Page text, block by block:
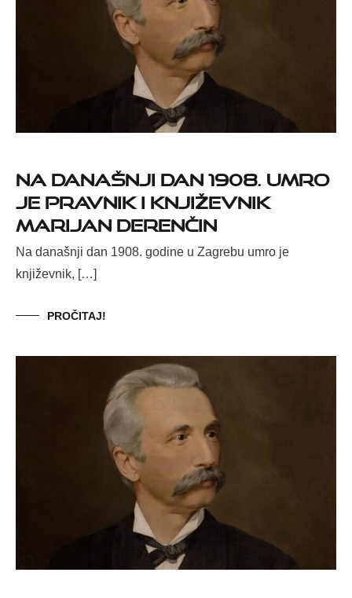
Na današnji dan 1908. umro
je pravnik i književnik
Marijan Derenčin
Na današnji dan 1908. godine u Zagrebu umro je
književnik, […]
PROČITAJ!